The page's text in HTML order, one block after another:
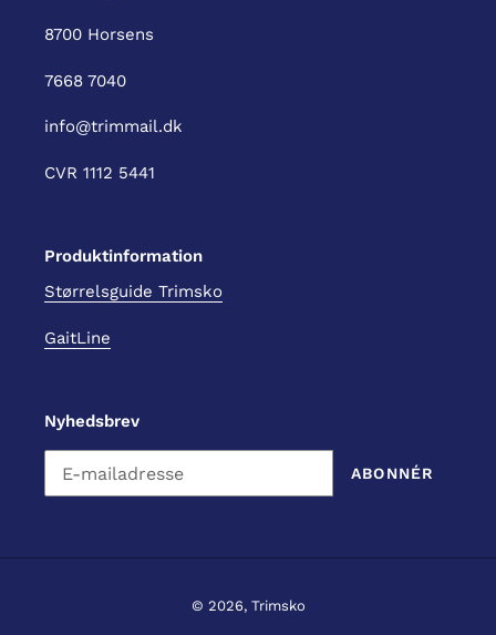
8700 Horsens
7668 7040
info@trimmail.dk
CVR 1112 5441
Produktinformation
Størrelsguide Trimsko
GaitLine
Nyhedsbrev
ABONNÉR
© 2026, Trimsko